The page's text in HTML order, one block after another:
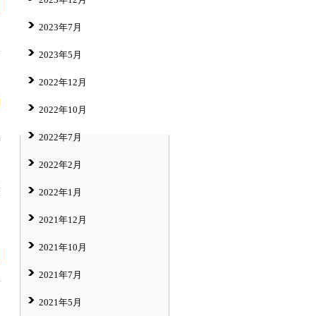
2023年7月
2023年5月
2022年12月
2022年10月
2022年7月
2022年2月
2022年1月
2021年12月
2021年10月
2021年7月
2021年5月